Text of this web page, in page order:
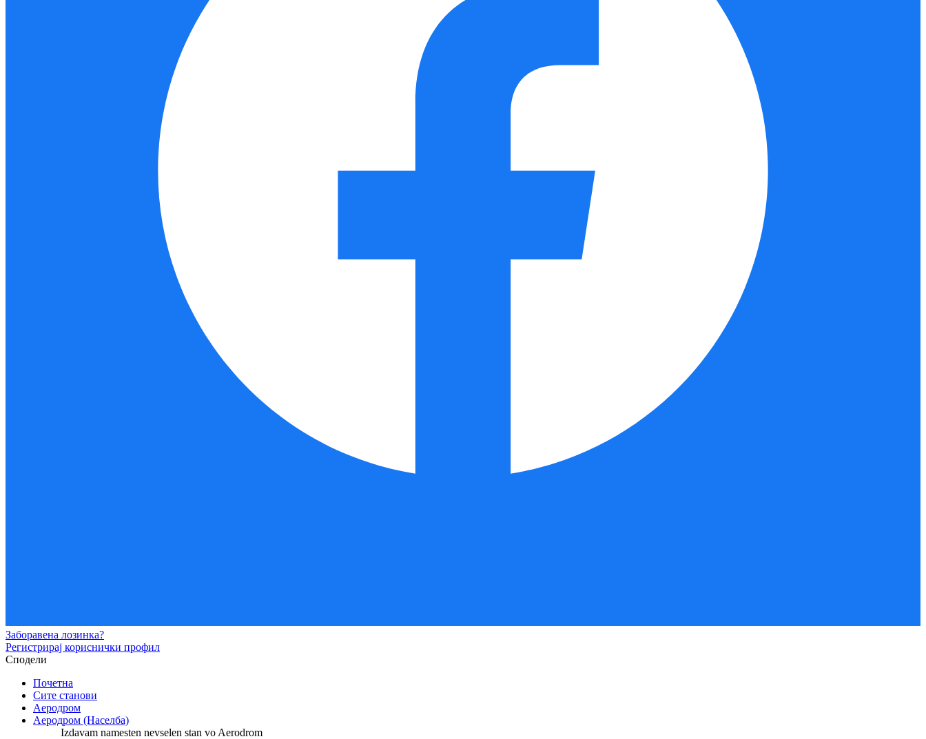
Заборавена лозинка?
Регистрирај кориснички профил
Сподели
Почетна
Сите станови
Аеродром
Аеродром (Населба)
Izdavam namesten nevselen stan vo Aerodrom